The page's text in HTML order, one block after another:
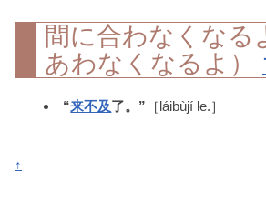
間に合わなくなる
あわなくなるよ）
“来不及了。” ［láibùjí le.］
↑